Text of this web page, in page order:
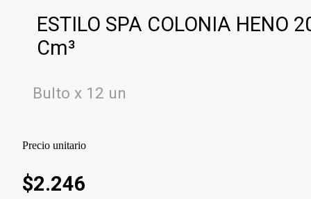
ESTILO SPA COLONIA HENO
Cm³
Bulto x 12 un
Precio unitario
$2.246